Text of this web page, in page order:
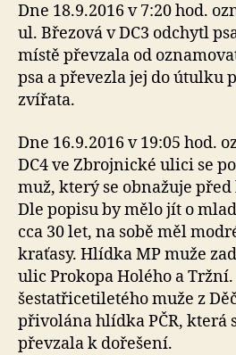
Dne 18.9.2016 v 7:20 hod.
ul. Březová v DC3 odchytl
místě převzala od
psa a převezla jej do útulku
zvířata.
Dne 16.9.2016 v 19:05 hod.
DC4 ve Zbrojnické ulici se
muž, který se obnažuje
Dle popisu by mělo jít o
cca 30 let, na sobě měl
kraťasy. Hlídka MP muže
ulic Prokopa Holého a Tržní.
šestatřicetiletého muže z
přivolána hlídka PČR, která
převzala k dořešení.